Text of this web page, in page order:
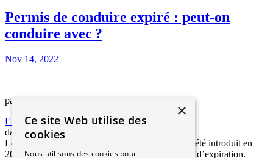
Permis de conduire expiré : peut-on
conduire avec ?
Nov 14, 2022
—
par
Elizabeth NGUYEN
dans Les démarches ANTS
Le permis de conduire au format carte de crédit a été introduit en
2013. Parmi ses particularités, il possède une date d’expiration.
×
Ce site Web utilise des
cookies
Nous utilisons des cookies pour